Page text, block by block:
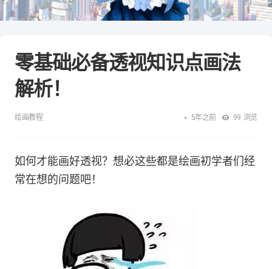
零基础必备透视知识点画法
解析！
绘画教程 5年之前 99 浏览
如何才能画好透视？想必这些都是绘画初学者们经
常在想的问题吧！